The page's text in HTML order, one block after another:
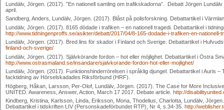
Lundälv, Jörgen. (2017). ”En nationell samling om trafikskadorna”. Debatt Jörgen
april.
Sandberg, Anders, Lundälv, Jörgen. (2017). Blåst på polisforskning. Debattartikel i
Lundälv, Jörgen. (2017). 8165 dödade i trafiken – en nationell tragedi. Debattartikel i
http://www.tidningenproffs.se/asikter/debatt/2017/04/8-165-dodade-i-trafiken-en-nationell-
Lundälv, Jörgen. (2017). Bred lins för skador i Finland och Sverige. Debattartikel i
finland-och-sverige/
Lundälv, Jörgen. (2017). Självkörande fordon – hot eller möjlighet. Debattartikel i Östra
http://www.ostrasmaland.se/insandare/sjalvkorande-fordon-hot-eller-mojlighet/
Lundälv, Jörgen. (2017). Funktionshinderrörelsen i språklig djungel. Debattartikel i Auris
facktidning av Hörselskadades Riksförbund (HRF).
Högberg, Håkan, Larsson, Per-Olof, Lundälv, Jörgen. (2017). The Case for More
UNITED. Awareness, Answer, Action, March 17 2017. Debate article. http://
Kindberg, Kristina, Karlsson, Linda, Eriksson, Mona, Thodelius, Charlotta, Lundälv,
Debattartikel i tidskriften LIV (Personskadeförbundet RTP), Nr 4, s.34-35. http://